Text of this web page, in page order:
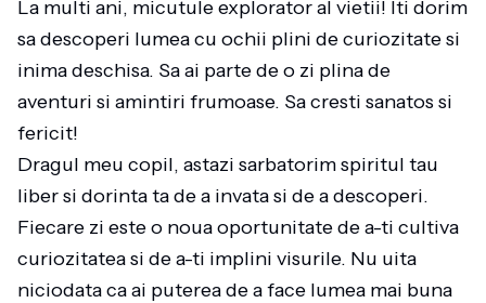
La multi ani, micutule explorator al vietii! Iti dorim
sa descoperi lumea cu ochii plini de curiozitate si
inima deschisa. Sa ai parte de o zi plina de
aventuri si amintiri frumoase. Sa cresti sanatos si
fericit!
Dragul meu copil, astazi sarbatorim spiritul tau
liber si dorinta ta de a invata si de a descoperi.
Fiecare zi este o noua oportunitate de a-ti cultiva
curiozitatea si de a-ti implini visurile. Nu uita
niciodata ca ai puterea de a face lumea mai buna